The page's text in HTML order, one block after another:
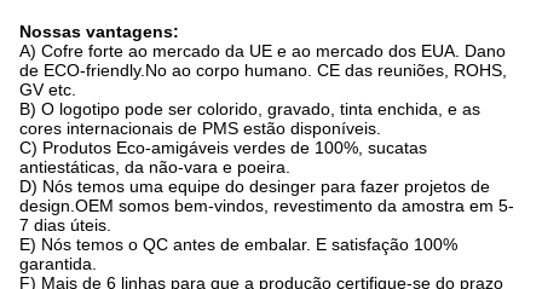
Nossas vantagens:
A) Cofre forte ao mercado da UE e ao mercado dos EUA. Dano
de ECO-friendly.No ao corpo humano. CE das reuniões, ROHS,
GV etc.
B) O logotipo pode ser colorido, gravado, tinta enchida, e as
cores internacionais de PMS estão disponíveis.
C) Produtos Eco-amigáveis verdes de 100%, sucatas
antiestáticas, da não-vara e poeira.
D) Nós temos uma equipe do desinger para fazer projetos de
design.OEM somos bem-vindos, revestimento da amostra em 5-
7 dias úteis.
E) Nós temos o QC antes de embalar. E satisfação 100%
garantida.
F) Mais de 6 linhas para que a produção certifique-se do prazo